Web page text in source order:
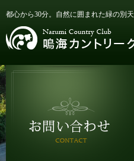
都心から30分。自然に囲まれた緑の別